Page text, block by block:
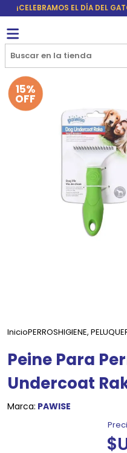
¡CELEBRAMOS EL DÍA DEL
15%
OFF
InicioPERROSHIGIENE,
Peine Para
Undercoat
Marca: PAWISE